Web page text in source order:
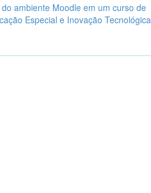
ambiente Moodle em um curso de
Especial e Inovação Tecnológica